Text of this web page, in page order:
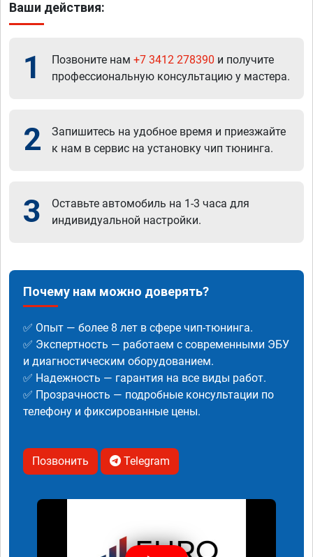
Ваши действия:
1 Позвоните нам +7 3412 278390 и получите
профессиональную консультацию у мастера.
2
Запишитесь на удобное время и приезжайте
к нам в сервис на установку чип тюнинга.
3
Оставьте автомобиль на 1-3 часа для
индивидуальной настройки.
Почему нам можно доверять?
✅ Опыт — более 8 лет в сфере чип-тюнинга.
✅ Экспертность — работаем с современными ЭБУ
и диагностическим оборудованием.
✅ Надежность — гарантия на все виды работ.
✅ Прозрачность — подробные консультации по
телефону и фиксированные цены.
Позвонить Telegram